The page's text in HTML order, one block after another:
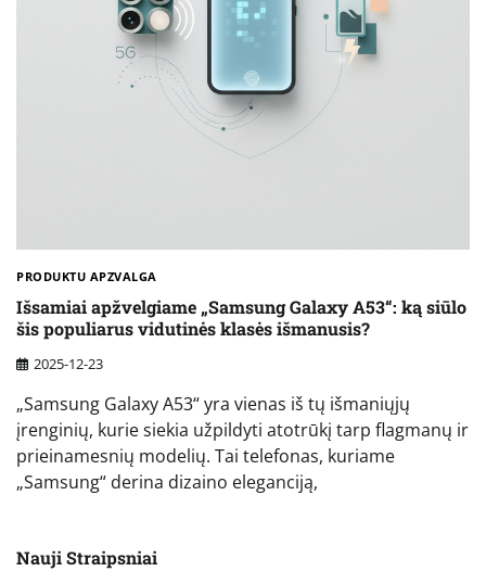
PRODUKTU APZVALGA
Išsamiai apžvelgiame „Samsung Galaxy A53“: ką siūlo
šis populiarus vidutinės klasės išmanusis?
2025-12-23
„Samsung Galaxy A53“ yra vienas iš tų išmaniųjų
įrenginių, kurie siekia užpildyti atotrūkį tarp flagmanų ir
prieinamesnių modelių. Tai telefonas, kuriame
„Samsung“ derina dizaino eleganciją,
Nauji Straipsniai